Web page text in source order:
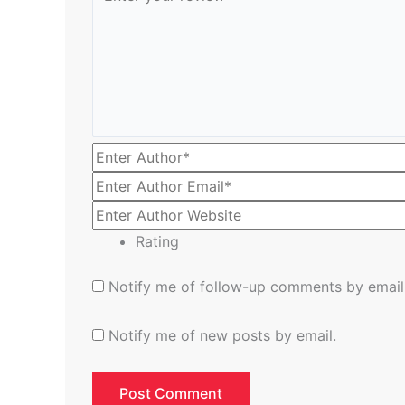
Rating
Notify me of follow-up comments by
Notify me of new posts by email.